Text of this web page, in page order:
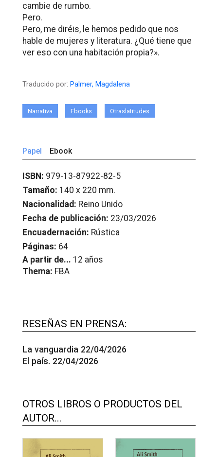
cambie de rumbo.
Pero.
Pero, me diréis, le hemos pedido que nos
hable de mujeres y literatura. ¿Qué tiene que
ver eso con una habitación propia?».
Traducido por: Palmer, Magdalena
Narrativa Ebooks Otraslatitudes
Papel Ebook
ISBN: 979-13-87922-82-5
Tamaño: 140 x 220 mm.
Nacionalidad: Reino Unido
Fecha de publicación: 23/03/2026
Encuadernación: Rústica
Páginas: 64
A partir de... 12 años
Thema: FBA
RESEÑAS EN PRENSA:
La vanguardia 22/04/2026
El país. 22/04/2026
OTROS LIBROS O PRODUCTOS DEL
AUTOR...